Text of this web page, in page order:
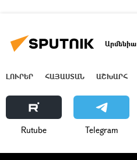
Արմենիա
ԼՈՒՐԵՐ ՀԱՅԱՍՏԱՆ ԱՇԽԱՐՀ
Rutube Telegram